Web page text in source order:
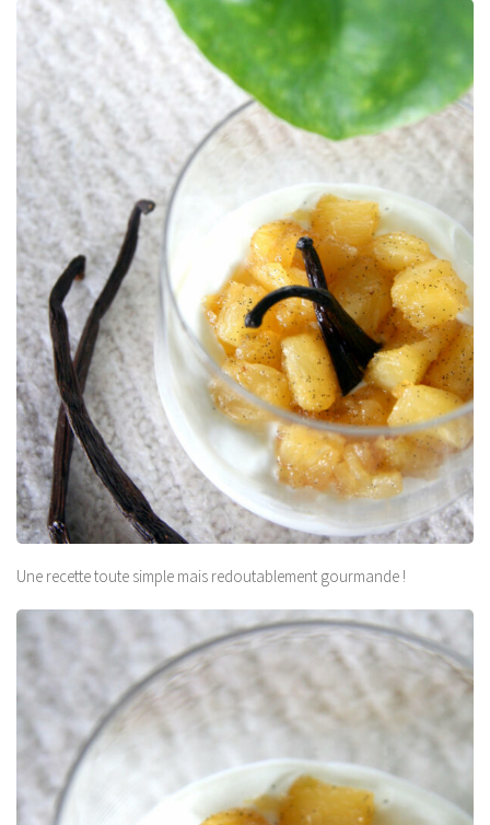
Une recette toute simple mais redoutablement gourmande !